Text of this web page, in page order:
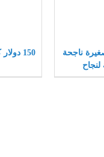
صغيرة ناجحة
لنجاح
150 دولار كم ريال سعودي